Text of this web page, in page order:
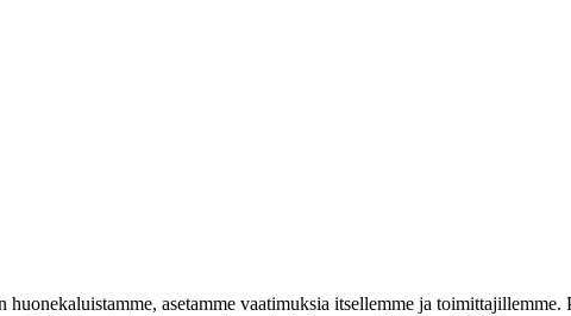
asetamme vaatimuksia itsellemme ja